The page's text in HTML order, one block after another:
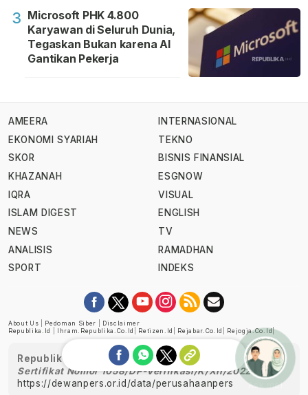
3 Microsoft PHK 4.800
Karyawan di Seluruh Dunia,
Tegaskan Bukan karena AI
Gantikan Pekerja
AMEERA
EKONOMI SYARIAH
SKOR
KHAZANAH
IQRA
ISLAM DIGEST
NEWS
ANALISIS
SPORT
INTERNASIONAL
TEKNO
BISNIS FINANSIAL
ESGNOW
VISUAL
ENGLISH
TV
RAMADHAN
INDEKS
About Us Pedoman Siber
Disclaimer
Republika.id
Ihram.republika.co.id Retizen.id Rejabar.co.id Rejogja.co.id |
Republika telah diverifikasi oleh Dewan Pers
Sertifikat Nomor 1058/DP-Verifikasi/K/XII/2022
https://dewanpers.or.id/data/perusahaanpers
Ask me!